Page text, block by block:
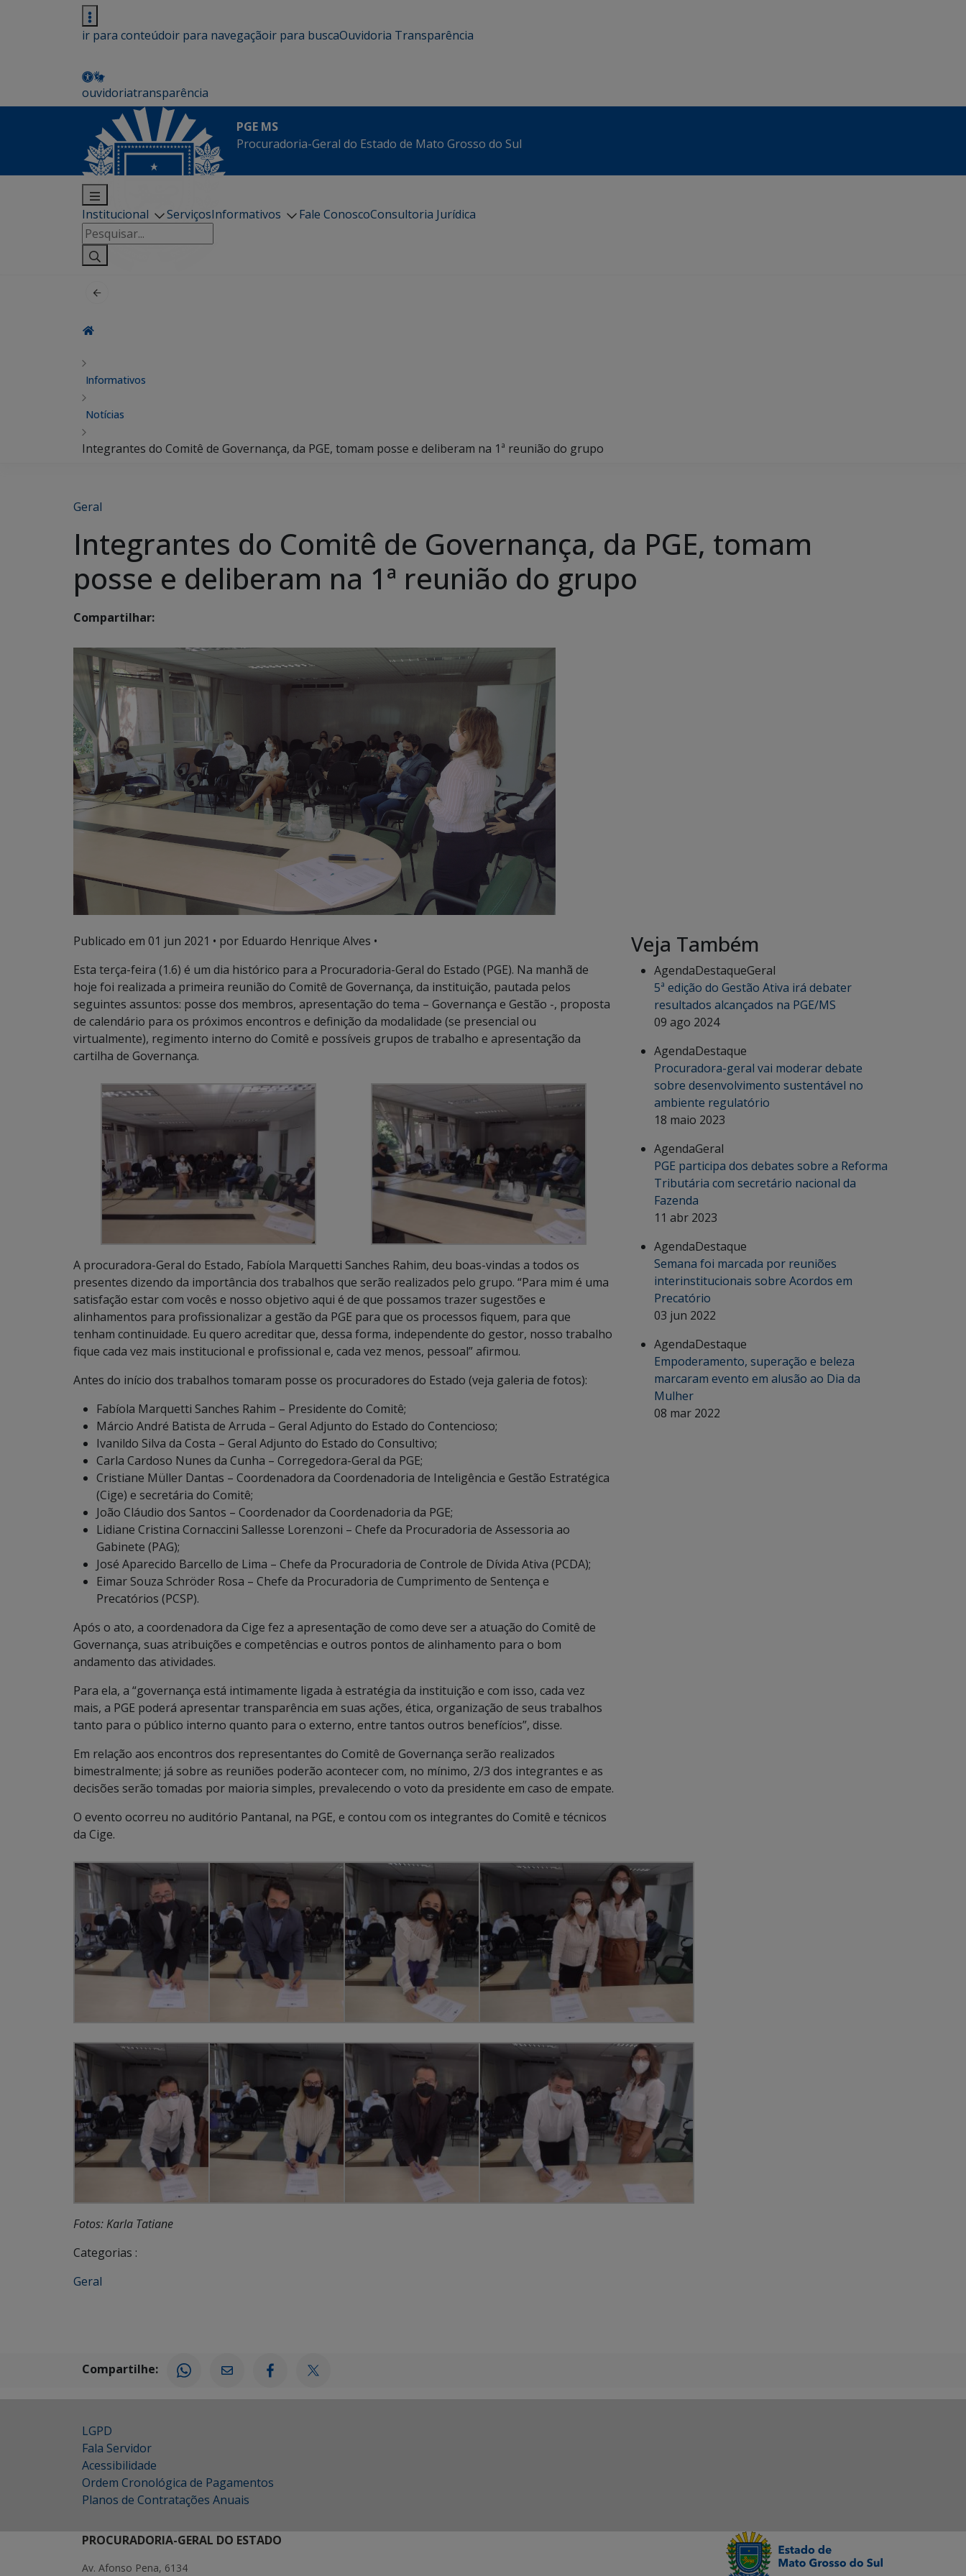
ir para conteúdoir para navegaçãoir para buscaOuvidoria Transparência
ouvidoriatransparência
PGE MS
Procuradoria-Geral do Estado de Mato Grosso do Sul
Institucional ServiçosInformativos Fale ConoscoConsultoria Jurídica
Pesquisar
por:
Informativos
Notícias
Integrantes do Comitê de Governança, da PGE, tomam posse e deliberam na 1ª reunião do grupo
Geral
Integrantes do Comitê de Governança, da PGE, tomam
posse e deliberam na 1ª reunião do grupo
Compartilhar:
Publicado em 01 jun 2021 • por Eduardo Henrique Alves •
Esta terça-feira (1.6) é um dia histórico para a Procuradoria-Geral do Estado (PGE). Na manhã de
hoje foi realizada a primeira reunião do Comitê de Governança, da instituição, pautada pelos
seguintes assuntos: posse dos membros, apresentação do tema – Governança e Gestão -, proposta
de calendário para os próximos encontros e definição da modalidade (se presencial ou
virtualmente), regimento interno do Comitê e possíveis grupos de trabalho e apresentação da
cartilha de Governança.
A procuradora-Geral do Estado, Fabíola Marquetti Sanches Rahim, deu boas-vindas a todos os
presentes dizendo da importância dos trabalhos que serão realizados pelo grupo. “Para mim é uma
satisfação estar com vocês e nosso objetivo aqui é de que possamos trazer sugestões e
alinhamentos para profissionalizar a gestão da PGE para que os processos fiquem, para que
tenham continuidade. Eu quero acreditar que, dessa forma, independente do gestor, nosso trabalho
fique cada vez mais institucional e profissional e, cada vez menos, pessoal” afirmou.
Antes do início dos trabalhos tomaram posse os procuradores do Estado (veja galeria de fotos):
Fabíola Marquetti Sanches Rahim – Presidente do Comitê;
Márcio André Batista de Arruda – Geral Adjunto do Estado do Contencioso;
Ivanildo Silva da Costa – Geral Adjunto do Estado do Consultivo;
Carla Cardoso Nunes da Cunha – Corregedora-Geral da PGE;
Cristiane Müller Dantas – Coordenadora da Coordenadoria de Inteligência e Gestão Estratégica
(Cige) e secretária do Comitê;
João Cláudio dos Santos – Coordenador da Coordenadoria da PGE;
Lidiane Cristina Cornaccini Sallesse Lorenzoni – Chefe da Procuradoria de Assessoria ao
Gabinete (PAG);
José Aparecido Barcello de Lima – Chefe da Procuradoria de Controle de Dívida Ativa (PCDA);
Eimar Souza Schröder Rosa – Chefe da Procuradoria de Cumprimento de Sentença e
Precatórios (PCSP).
Após o ato, a coordenadora da Cige fez a apresentação de como deve ser a atuação do Comitê de
Governança, suas atribuições e competências e outros pontos de alinhamento para o bom
andamento das atividades.
Para ela, a “governança está intimamente ligada à estratégia da instituição e com isso, cada vez
mais, a PGE poderá apresentar transparência em suas ações, ética, organização de seus trabalhos
tanto para o público interno quanto para o externo, entre tantos outros benefícios”, disse.
Em relação aos encontros dos representantes do Comitê de Governança serão realizados
bimestralmente; já sobre as reuniões poderão acontecer com, no mínimo, 2/3 dos integrantes e as
decisões serão tomadas por maioria simples, prevalecendo o voto da presidente em caso de empate.
O evento ocorreu no auditório Pantanal, na PGE, e contou com os integrantes do Comitê e técnicos
da Cige.
Fotos: Karla Tatiane
Categorias :
Geral
Veja Também
AgendaDestaqueGeral
5ª edição do Gestão Ativa irá debater
resultados alcançados na PGE/MS
09 ago 2024
AgendaDestaque
Procuradora-geral vai moderar debate
sobre desenvolvimento sustentável no
ambiente regulatório
18 maio 2023
AgendaGeral
PGE participa dos debates sobre a Reforma
Tributária com secretário nacional da
Fazenda
11 abr 2023
AgendaDestaque
Semana foi marcada por reuniões
interinstitucionais sobre Acordos em
Precatório
03 jun 2022
AgendaDestaque
Empoderamento, superação e beleza
marcaram evento em alusão ao Dia da
Mulher
08 mar 2022
Compartilhe:
LGPD
Fala Servidor
Acessibilidade
Ordem Cronológica de Pagamentos
Planos de Contratações Anuais
PROCURADORIA-GERAL DO ESTADO
Av. Afonso Pena, 6134